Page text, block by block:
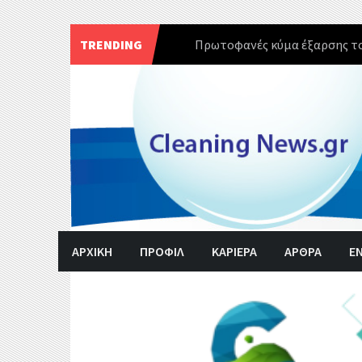
TRENDING
Πρωτοφανές κύμα έξαρσης
Skip
to
content
ΑΡΧΙΚΗ ΠΡΟΦΙΛ ΚΑΡΙΕΡΑ ΑΡΘΡΑ